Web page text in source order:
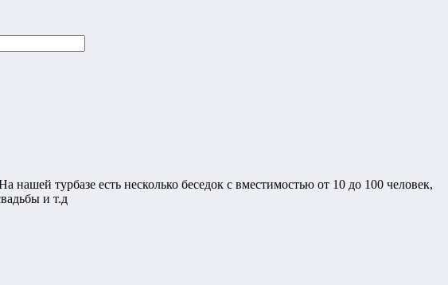
турбазе есть несколько беседок с вместимостью от 10 до 100 человек,
и т.д